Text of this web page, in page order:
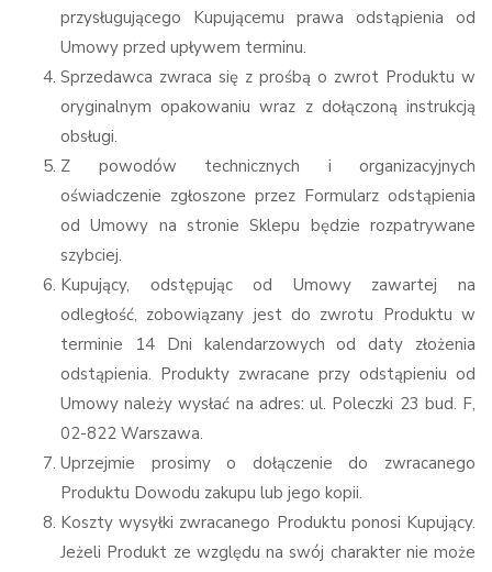
przysługującego Kupującemu prawa odstąpienia od
Umowy przed upływem terminu.
Sprzedawca zwraca się z prośbą o zwrot Produktu w
oryginalnym opakowaniu wraz z dołączoną instrukcją
obsługi.
Z powodów technicznych i organizacyjnych
oświadczenie zgłoszone przez Formularz odstąpienia
od Umowy na stronie Sklepu będzie rozpatrywane
szybciej.
Kupujący, odstępując od Umowy zawartej na
odległość, zobowiązany jest do zwrotu Produktu w
terminie 14 Dni kalendarzowych od daty złożenia
odstąpienia. Produkty zwracane przy odstąpieniu od
Umowy należy wysłać na adres: ul. Poleczki 23 bud. F,
02-822 Warszawa.
Uprzejmie prosimy o dołączenie do zwracanego
Produktu Dowodu zakupu lub jego kopii.
Koszty wysyłki zwracanego Produktu ponosi Kupujący.
Jeżeli Produkt ze względu na swój charakter nie może